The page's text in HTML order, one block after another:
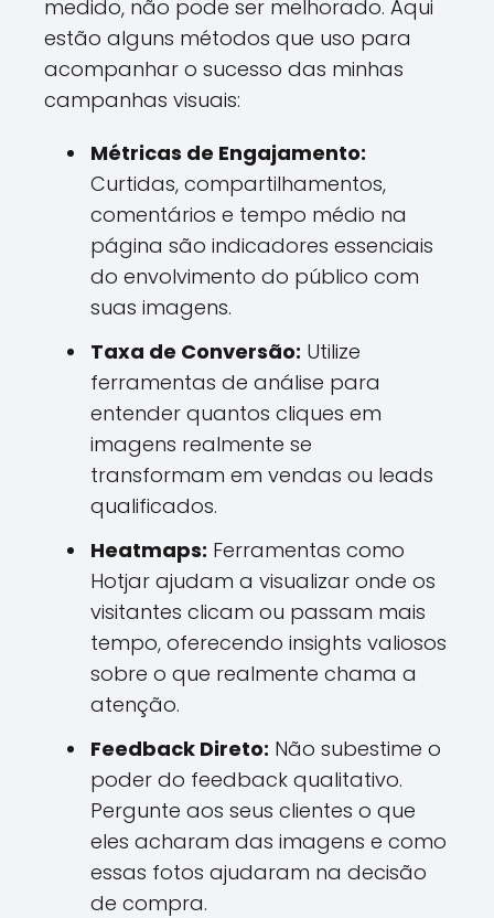
medido, não pode ser melhorado. Aqui
estão alguns métodos que uso para
acompanhar o sucesso das minhas
campanhas visuais:
Métricas de Engajamento:
Curtidas, compartilhamentos,
comentários e tempo médio na
página são indicadores essenciais
do envolvimento do público com
suas imagens.
Taxa de Conversão: Utilize
ferramentas de análise para
entender quantos cliques em
imagens realmente se
transformam em vendas ou leads
qualificados.
Heatmaps: Ferramentas como
Hotjar ajudam a visualizar onde os
visitantes clicam ou passam mais
tempo, oferecendo insights valiosos
sobre o que realmente chama a
atenção.
Feedback Direto: Não subestime o
poder do feedback qualitativo.
Pergunte aos seus clientes o que
eles acharam das imagens e como
essas fotos ajudaram na decisão
de compra.